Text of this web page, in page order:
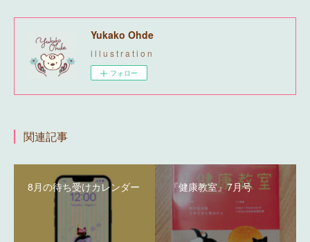
Yukako Ohde
i l l u s t r a t i o n
フォロー
関連記事
8月の待ち受けカレンダー 『健康教室』7月号